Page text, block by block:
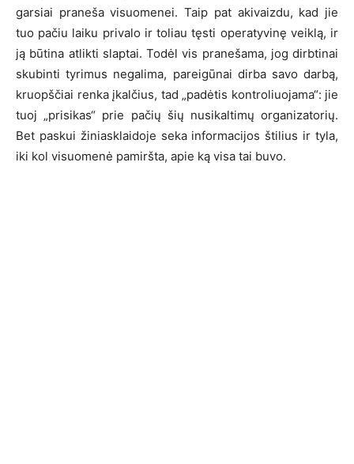
garsiai praneša visuomenei. Taip pat akivaizdu, kad jie
tuo pačiu laiku privalo ir toliau tęsti operatyvinę veiklą, ir
ją būtina atlikti slaptai. Todėl vis pranešama, jog dirbtinai
skubinti tyrimus negalima, pareigūnai dirba savo darbą,
kruopščiai renka įkalčius, tad „padėtis kontroliuojama“: jie
tuoj „prisikas“ prie pačių šių nusikaltimų organizatorių.
Bet paskui žiniasklaidoje seka informacijos štilius ir tyla,
iki kol visuomenė pamiršta, apie ką visa tai buvo.